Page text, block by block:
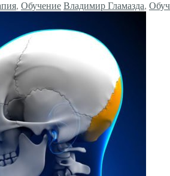
, Обучение Владимир Гламазда,